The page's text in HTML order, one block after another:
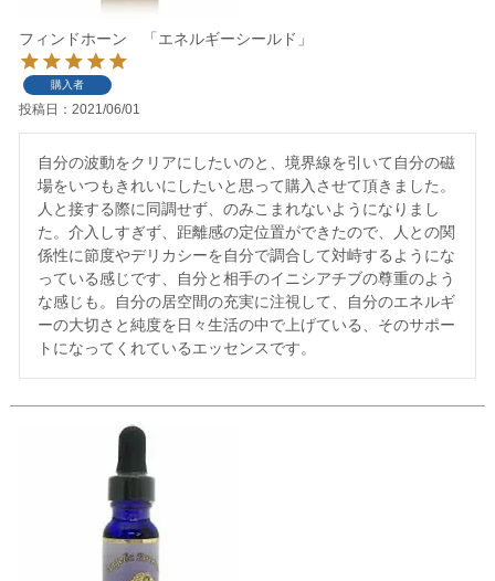
フィンドホーン 「エネルギーシールド」
購入者
投稿日 2021/06/01
自分の波動をクリアにしたいのと、境界線を引いて自分の磁
場をいつもきれいにしたいと思って購入させて頂きました。
人と接する際に同調せず、のみこまれないようになりまし
た。介入しすぎず、距離感の定位置ができたので、人との関
係性に節度やデリカシーを自分で調合して対峙するようにな
っている感じです、自分と相手のイニシアチブの尊重のよう
な感じも。自分の居空間の充実に注視して、自分のエネルギ
ーの大切さと純度を日々生活の中で上げている、そのサポー
トになってくれているエッセンスです。